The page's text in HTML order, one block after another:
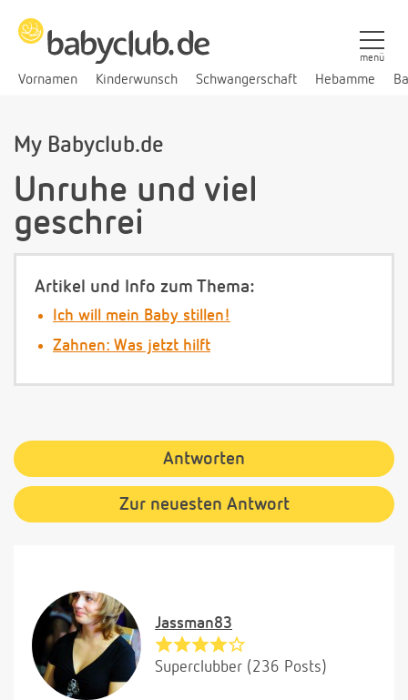
Vornamen Kinderwunsch Schwangerschaft Hebamme
menü
My Babyclub.de
Unruhe und viel
geschrei
Artikel und Info zum Thema:
Ich will mein Baby stillen!
Zahnen: Was jetzt hilft
Antworten
Zur neuesten Antwort
Jassman83
Superclubber (236 Posts)